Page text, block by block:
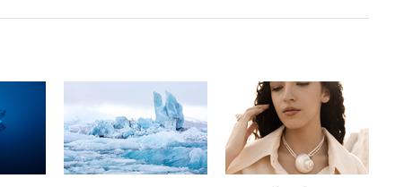
анонсировал скорое
соглашение о прекращении
огня США и Ирана
вчера, 22:15Три человека
получили ножевые ранения